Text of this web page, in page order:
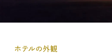
ホテルの外観